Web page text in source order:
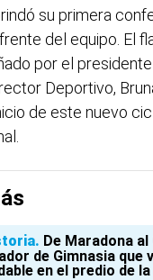
su primera
del equipo. El
por el
Deportivo,
de este nuevo
De Maradona al
de Gimnasia que
en el predio de la